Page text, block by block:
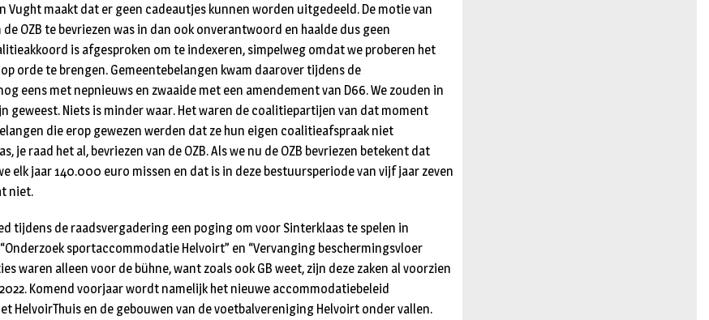
Vught maakt dat er geen cadeautjes kunnen worden uitgedeeld. De motie van
OZB te bevriezen was in dan ook onverantwoord en haalde dus geen
is afgesproken om te indexeren, simpelweg omdat we proberen het
orde te brengen. Gemeentebelangen kwam daarover tijdens de
eens met nepnieuws en zwaaide met een amendement van D66. We zouden in
geweest. Niets is minder waar. Het waren de coalitiepartijen van dat moment
die erop gewezen werden dat ze hun eigen coalitieafspraak niet
je raad het al, bevriezen van de OZB. Als we nu de OZB bevriezen betekent dat
elk jaar 140.000 euro missen en dat is in deze bestuursperiode van vijf jaar zeven
niet.
tijdens de raadsvergadering een poging om voor Sinterklaas te spelen in
sportaccommodatie Helvoirt” en “Vervanging beschermingsvloer
waren alleen voor de bühne, want zoals ook GB weet, zijn deze zaken al voorzien
Komend voorjaar wordt namelijk het nieuwe accommodatiebeleid
HelvoirThuis en de gebouwen van de voetbalvereniging Helvoirt onder vallen.